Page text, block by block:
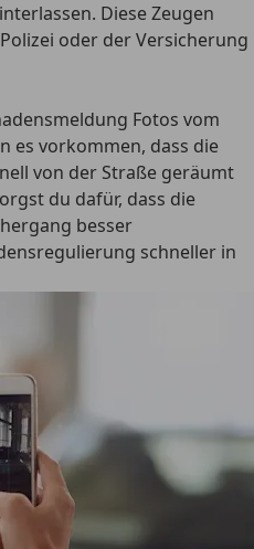
Diese Zeugen
oder der Versicherung
Fotos vom
es vorkommen, dass die
von der Straße geräumt
du dafür, dass die
besser
schneller in